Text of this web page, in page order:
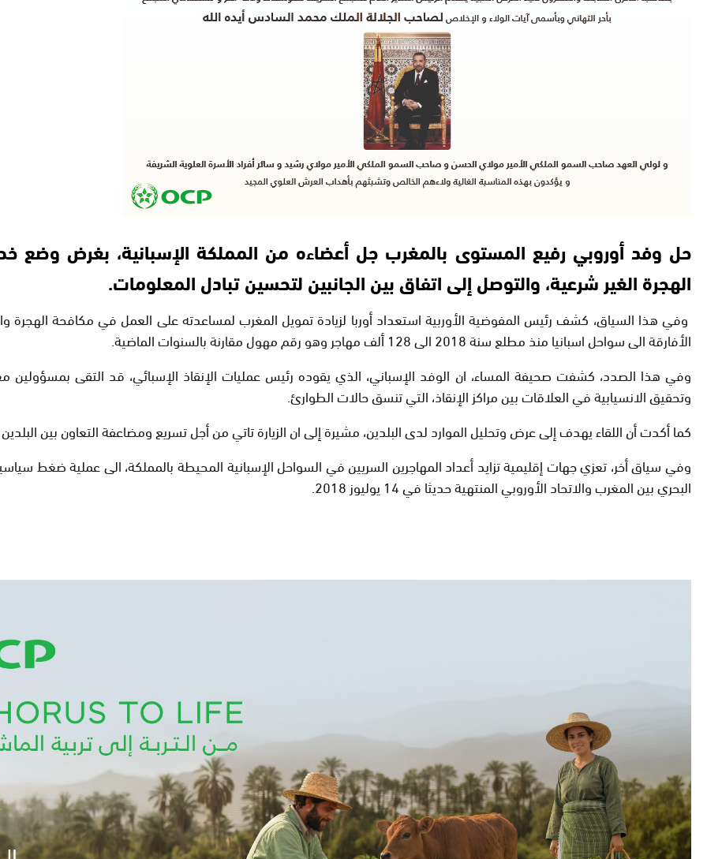
حل وفد أوروبي رفيع المستوى بالمغرب جل أعضاءه من المملكة الإسبانية، بغرض وضع
الهجرة الغير شرعية، والتوصل إلى اتفاق بين الجانبين لتحسين تبادل المعلومات.
وفي هذا السياق، كشف رئيس المفوضية الأوربية استعداد أوربا لزيادة تمويل المغرب لمساعدته على العمل في مكافحة الهجرة
الأفارقة الى سواحل اسبانيا منذ مطلع سنة 2018 الى 128 ألف مهاجر وهو رقم مهول مقارنة بالسنوات الماضية.
وفي هذا الصدد، كشفت صحيفة المساء، ان الوفد الإسباني، الذي يقوده رئيس عمليات الإنقاذ الإسبائي، قد التقى بمسؤولين
وتحقيق الانسيابية في العلاقات بين مراكز الإنقاذ، التي تنسق حالات الطوارئ.
كما أكدت أن اللقاء يهدف إلى عرض وتحليل الموارد لدى البلدين، مشيرة إلى ان الزيارة تاتي من أجل تسريع ومضاعفة التعاون بين
وفي سياق أخر، تعزي جهات إقليمية تزايد أعداد المهاجرين السريين في السواحل الإسبانية المحيطة بالمملكة، الى عملية ضغط سياسية
البحري بين المغرب والاتحاد الأوروبي المنتهية حديثا في 14 يوليوز 2018.